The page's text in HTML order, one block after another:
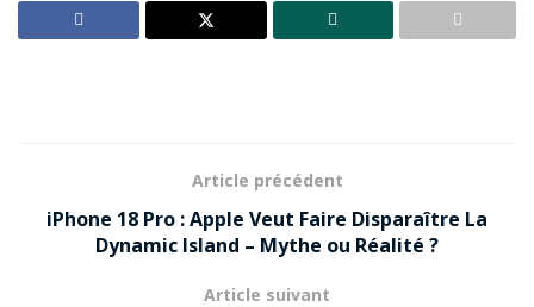
Article précédent
iPhone 18 Pro : Apple Veut Faire Disparaître La
Dynamic Island – Mythe ou Réalité ?
Article suivant